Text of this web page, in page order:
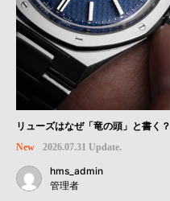
リューズはなぜ「竜の頭」と書く？
New
2026.07.31 Update.
hms_admin
管理者